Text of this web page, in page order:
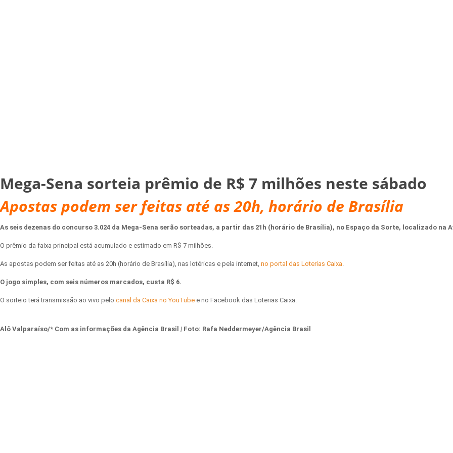
Mega-Sena sorteia prêmio de R$ 7 milhões neste sábado
Apostas podem ser feitas até as 20h, horário de Brasília
As seis dezenas do concurso 3.024 da Mega-Sena serão sorteadas, a partir das 21h (horário de Brasília), no Espaço da Sorte, localizado na
O prêmio da faixa principal está acumulado e estimado em R$ 7 milhões.
As apostas podem ser feitas até as 20h (horário de Brasília), nas lotéricas e pela internet, no portal das Loterias Caixa.
O jogo simples, com seis números marcados, custa R$ 6.
O sorteio terá transmissão ao vivo pelo canal da Caixa no YouTube e no Facebook das Loterias Caixa.
Alô Valparaíso/* Com as informações da Agência Brasil | Foto: Rafa Neddermeyer/Agência Brasil